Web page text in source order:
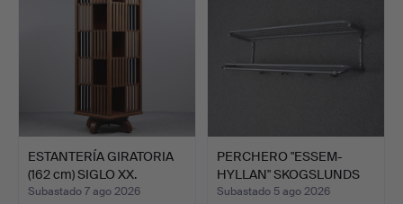
ESTANTERÍA GIRATORIA
(162 cm) SIGLO XX.
Subastado 7 ago 2026
PERCHERO "ESSEM-
HYLLAN" SKOGSLUNDS
METALLG…
Subastado 5 ago 2026